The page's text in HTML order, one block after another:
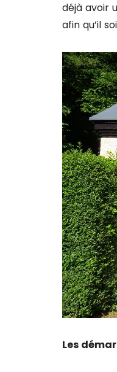
déjà avoir
afin qu’il
Les